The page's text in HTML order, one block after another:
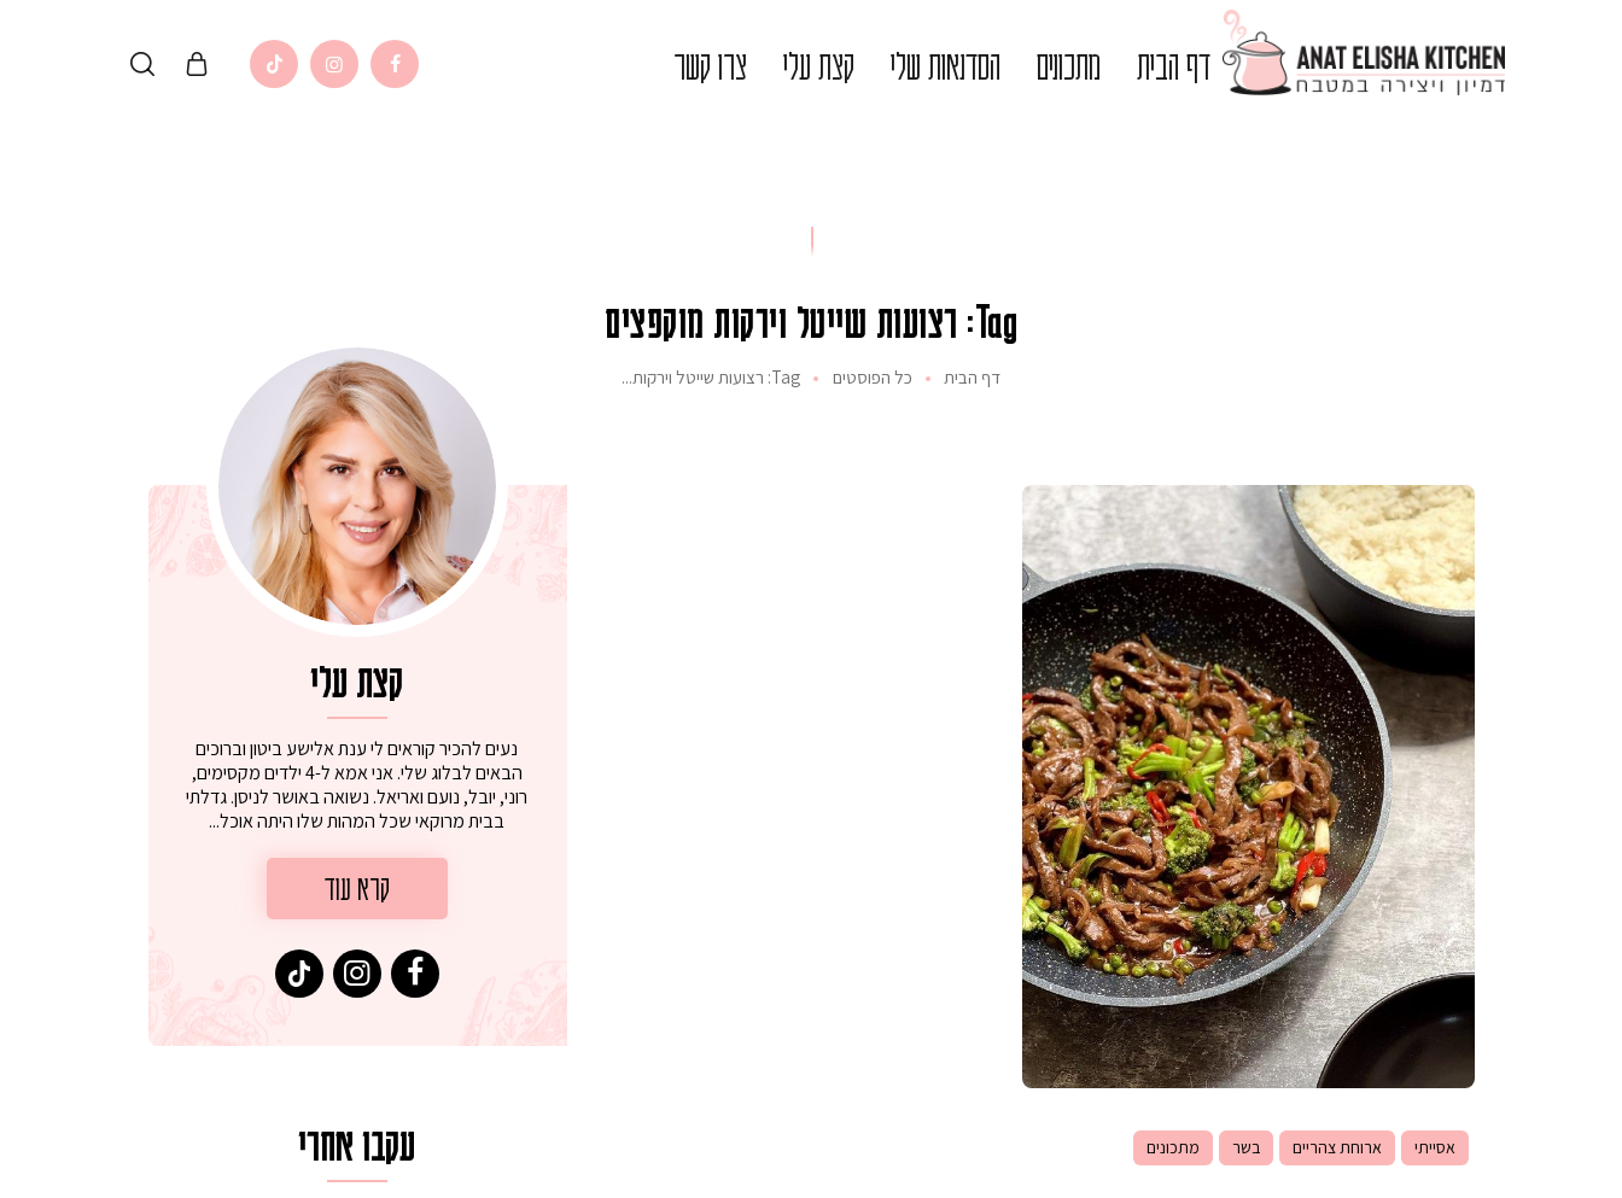
דף הבית מתכונים הסדנאות שלי קצת עלי צרו קשר
Tag: רצועות שייטל וירקות מוקפצים
דף הבית כל הפוסטים Tag: רצועות שייטל וירקות...
אסייתי ארוחת צהריים בשר מתכונים
קצת עלי
נעים להכיר קוראים לי ענת אלישע ביטון וברוכים
הבאים לבלוג שלי. אני אמא ל-4 ילדים מקסימים,
רוני, יובל, נועם ואריאל. נשואה באושר לניסן. גדלתי
בבית מרוקאי שכל המהות שלו היתה אוכל...
קרא עוד
עקבו אחרי